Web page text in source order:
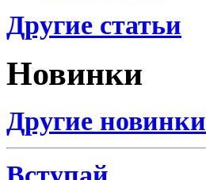
Другие статьи
Новинки
Другие новинки